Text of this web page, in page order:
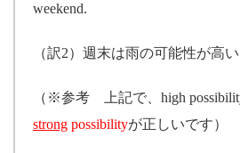
weekend.
（訳2）週末は雨の可能性が高い
（※参考 上記で、high
strong possibilityが正しいです）